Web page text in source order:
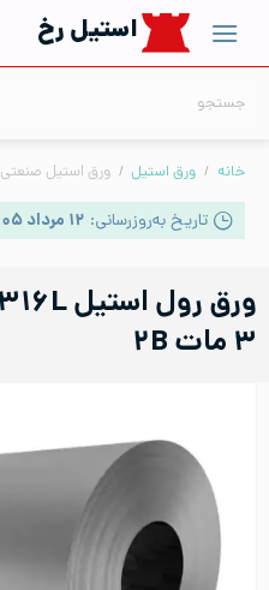
content
استیل رخ
خانه / ورق استیل / ورق استیل صنعتی
تاریخ به‌روزرسانی: ۱۲ مرداد ۱۴۰۵ | ۱۶:۳۳
۳ مات ۲B